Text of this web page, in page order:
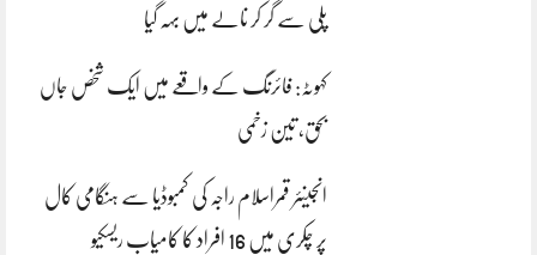
پلی سے گر کر نالے میں بہہ گیا
کہوٹہ: فائرنگ کے واقعے میں ایک شخص جاں
بحق، تین زخمی
انجینئر قمراسلام راجہ کی کمبوڈیا سے ہنگامی کال
پر چکری میں 16 افراد کا کامیاب ریسکیو